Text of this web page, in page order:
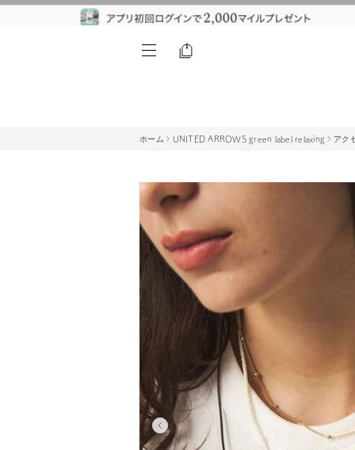
ホーム UNITED ARROWS green label relaxing アク